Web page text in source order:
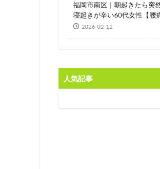
福岡市南区｜朝起きたら突
寝起きが辛い60代女性【腰
2026-02-12
人気記事